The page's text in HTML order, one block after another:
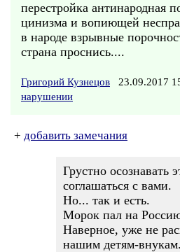
перестройка антинародная
цинизма и вопиющей
в народе взрывные
страна проснись....
Григорий Кузнецов 23.09.2017
нарушении
+ добавить замечания
Грустно осознавать
соглашаться с вами.
Но... так и есть.
Морок пал на
Наверное, уже не
нашим детям-внукам.